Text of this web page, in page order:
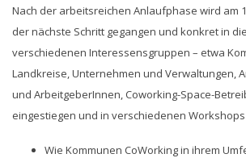
Nach der arbeitsreichen Anlaufphase wird am
der nächste Schritt gegangen und konkret in
verschiedenen Interessensgruppen – etwa
Landkreise, Unternehmen und Verwaltungen,
und ArbeitgeberInnen, Coworking-Space-
eingestiegen und in verschiedenen
Wie Kommunen CoWorking in ihrem